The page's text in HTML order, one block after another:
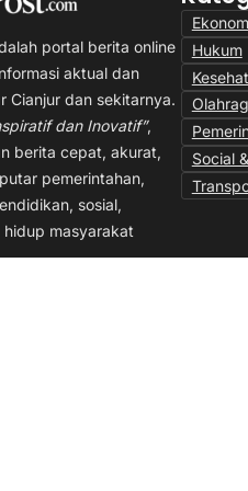
portal berita online
aktual dan
Cianjur dan sekitarnya.
dan Inovatif”,
berita cepat, akurat,
pemerintahan,
sosial,
masyarakat
Hukum
Social